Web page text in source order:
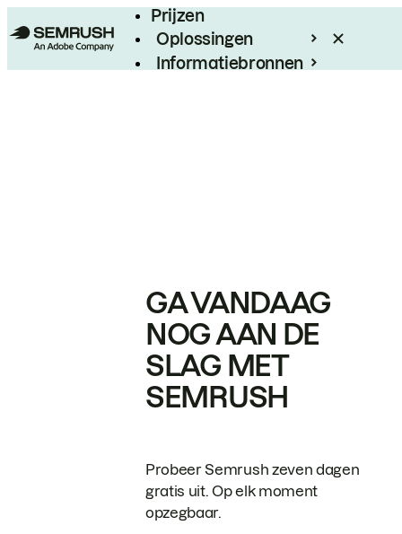
Prijzen
Oplossingen
Informatiebronnen
GA VANDAAG
NOG AAN DE
SLAG MET
SEMRUSH
Probeer Semrush zeven dagen
gratis uit. Op elk moment
opzegbaar.